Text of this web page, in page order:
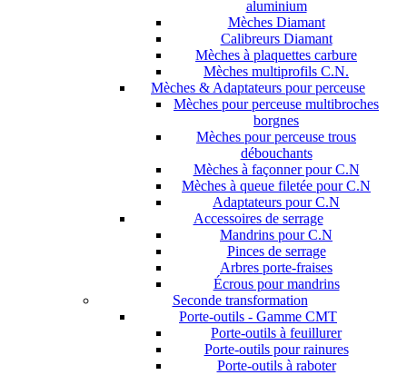
aluminium
Mèches Diamant
Calibreurs Diamant
Mèches à plaquettes carbure
Mèches multiprofils C.N.
Mèches & Adaptateurs pour perceuse
Mèches pour perceuse multibroches
borgnes
Mèches pour perceuse trous
débouchants
Mèches à façonner pour C.N
Mèches à queue filetée pour C.N
Adaptateurs pour C.N
Accessoires de serrage
Mandrins pour C.N
Pinces de serrage
Arbres porte-fraises
Écrous pour mandrins
Seconde transformation
Porte-outils - Gamme CMT
Porte-outils à feuillurer
Porte-outils pour rainures
Porte-outils à raboter